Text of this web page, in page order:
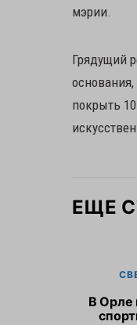
мэрии.
Грядущий
покрыть
ЕЩЕ
В Орле